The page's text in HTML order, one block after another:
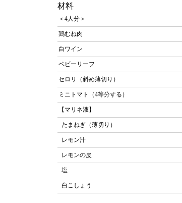
材料
＜4人分＞
鶏むね肉
白ワイン
ベビーリーフ
セロリ（斜め薄切り）
ミニトマト（4等分する）
【マリネ液】
たまねぎ（薄切り）
レモン汁
レモンの皮
塩
白こしょう